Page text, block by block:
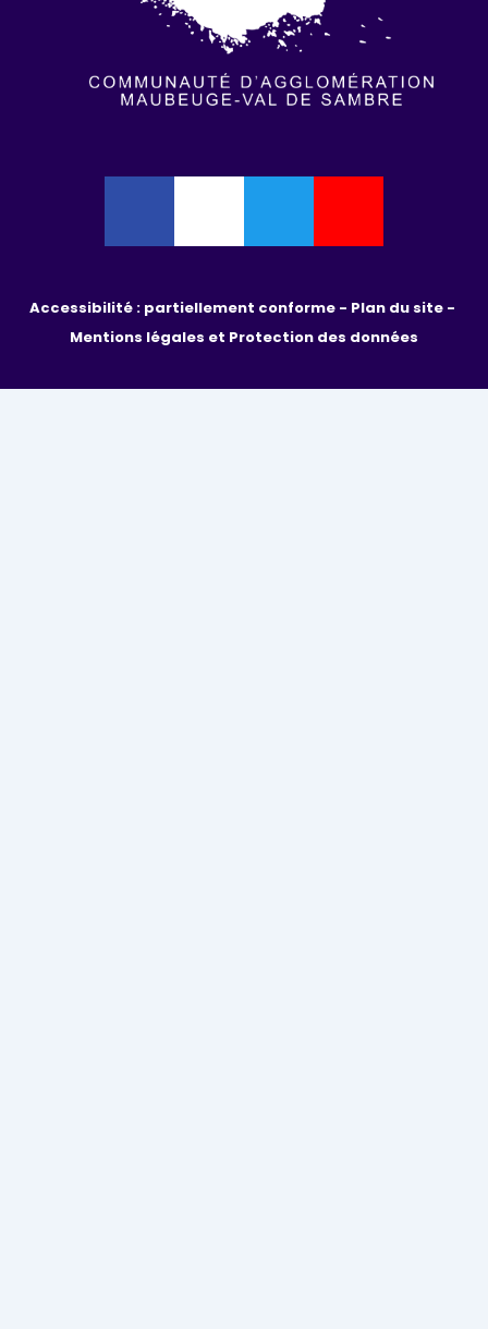
Accessibilité : partiellement conforme -
Mentions légales et Protection des données